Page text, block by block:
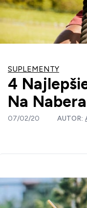
SUPLEMENTY
4
Na
07/02/20 AUTOR: